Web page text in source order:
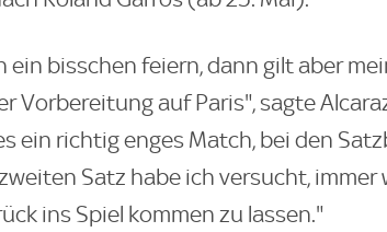
ein bisschen feiern, dann gilt aber
Vorbereitung auf Paris", sagte
ein richtig enges Match, bei den
Satz habe ich versucht,
ins Spiel kommen zu lassen."